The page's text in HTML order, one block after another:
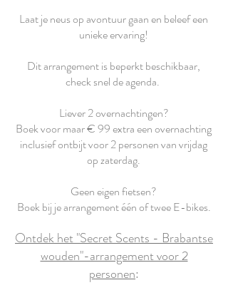
Laat je neus op avontuur gaan en beleef een
unieke ervaring!
Dit arrangement is beperkt beschikbaar,
check snel de agenda.
Liever 2 overnachtingen?
Boek voor maar € 99 extra een overnachting
inclusief ontbijt voor 2 personen van vrijdag
op zaterdag.
Geen eigen fietsen?
Boek bij je arrangement één of twee E-bikes.
Ontdek het "Secret Scents - Brabantse
wouden"-arrangement voor 2
personen: